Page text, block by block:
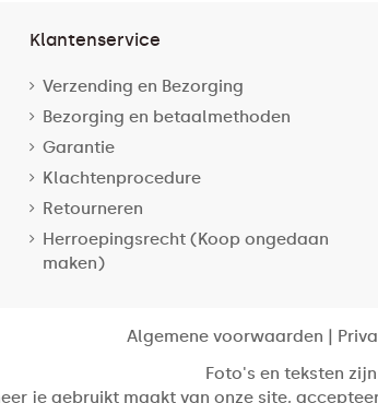
Klantenservice
Verzending en Bezorging
Bezorging en betaalmethoden
Garantie
Klachtenprocedure
Retourneren
Herroepingsrecht (Koop ongedaan
maken)
Algemene voorwaarden
Foto's en teksten
je gebruikt maakt van onze site,